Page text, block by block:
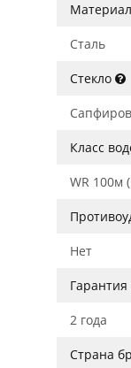
Сталь
Стекло
Класс
WR 100м
Нет
2 года
Страна